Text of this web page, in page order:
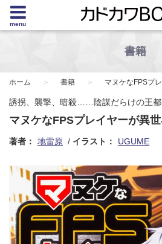
menu
書籍
ホーム 書籍 マヌケなFPSプ
誘拐、襲撃、暗殺……陰謀だらけの王都
マヌケなFPSプレイヤーが異
著者： 地雷原 イラスト： UGUME